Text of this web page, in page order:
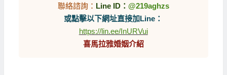
聯絡諮詢： Line ID： @219aghzs
或點擊以下網址直接加Line：
https://lin.ee/InURVui
喜馬拉雅婚姻介紹